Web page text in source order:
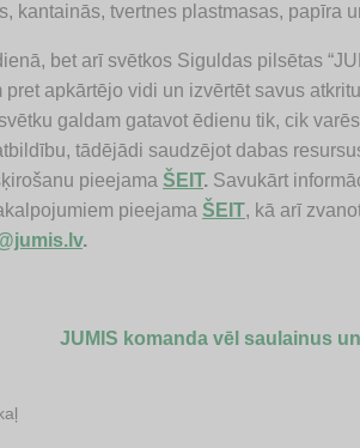
kantainās, tvertnes plastmasas, papīra
bet arī svētkos Siguldas pilsētas
pret apkārtējo vidi un izvērtēt savus
galdam gatavot ēdienu tik, cik
tādējādi saudzējot dabas
pieejama ŠEIT. Savukārt
pieejama ŠEIT, kā arī
.
JUMIS komanda vēl saulainus